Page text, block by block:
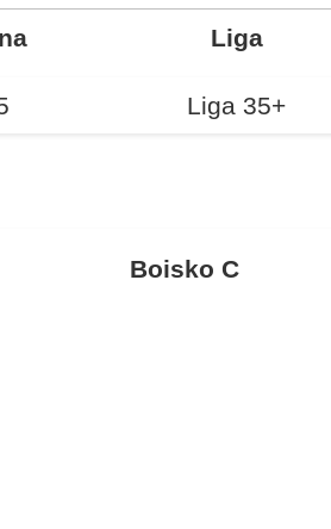
Liga
Liga 35+
Boisko C